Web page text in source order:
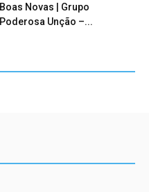
Boas Novas | Grupo
Poderosa Unção –...